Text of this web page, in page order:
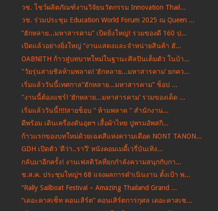
วช. โชว์ผลิตภัณฑ์งานวิจัยนวัตกรรม Innovation Thail...
วช. ร่วมประชุม Education World Forum 2025 ณ Queen ...
“ฮักหลาย...มหาสารคาม” เปิดยิ่งใหญ่! รวมของดี 160 ป...
เปิดแล้วอย่างยิ่งใหญ่ “งานแสดงและจำหน่ายสินค้า ฮั...
OABNITH ก้าวสู่บทบาทใหม่ในฐานะศิลปินเต็มตัว ในบ้า...
"วัยรุ่นสายชิลห้ามพลาด! ‘ฮักหลาย...มหาสารคาม’ ยกคว...
เริ่มแล้ววันนี้เทศกาล“ฮักหลาย...มหาสารคาม” ช็อป ...
"งานนี้ต้องแชร์! ‘ฮักหลาย...มหาสารคาม’ รวมของเด็ด ...
เริ่มแล้ววันนี้!!!!สายช็อบ “ ห้ามพลาด ” สำนักงาน...
ดีพร้อม เดินเครื่องดันอุตฯ เสื้อผ้าไทย ปูพรมอัพสกิ...
ก้าวแรกของบทใหม่ด้วยเฉดสีแห่งความเดือด NONT TANON...
GDH เปิดตัว ‘ดีว่า..ราวี’ หนังคอมเมดี้เวรี่บันเทิง...
กลับมาอีกครั้ง! งานเฟสติวัลที่ยกกำลังความสนุกกับกา...
ช.ส.ค. ประชุมใหญ่ฯ 68 แจงผลการดำเนินงาน ตั้งเป้า พ...
“Rally Sailboat Festival – Amazing Thailand Grand ...
“เดอะคาสเซ็ท คอนเสิร์ต” คอนเสิร์ตการกุศล เดอะคาสเซ...